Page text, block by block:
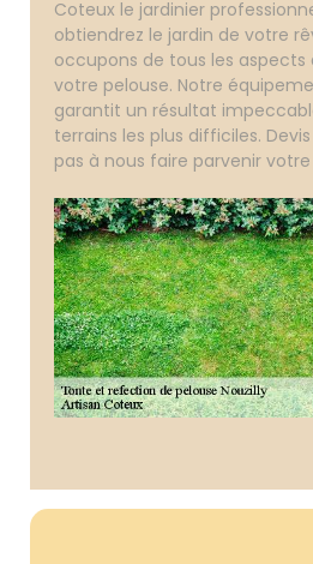
Coteux le jardinier
obtiendrez le jardin de votre
occupons de tous les
votre pelouse. Notre
garantit un résultat
terrains les plus difficiles.
pas à nous faire parvenir